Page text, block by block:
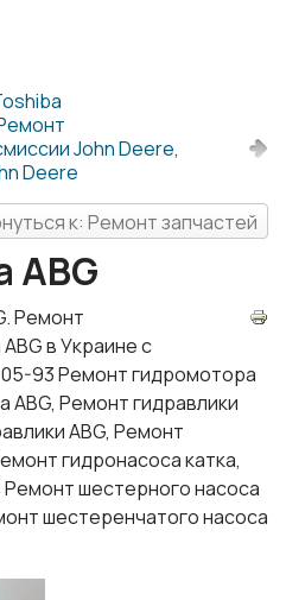
John Deere,
Deere
к: Ремонт запчастей
ABG
Ремонт
в Украине с
93 Ремонт гидромотора
ABG, Ремонт гидравлики
ABG, Ремонт
гидронасоса катка,
Ремонт шестерного насоса
шестеренчатого насоса